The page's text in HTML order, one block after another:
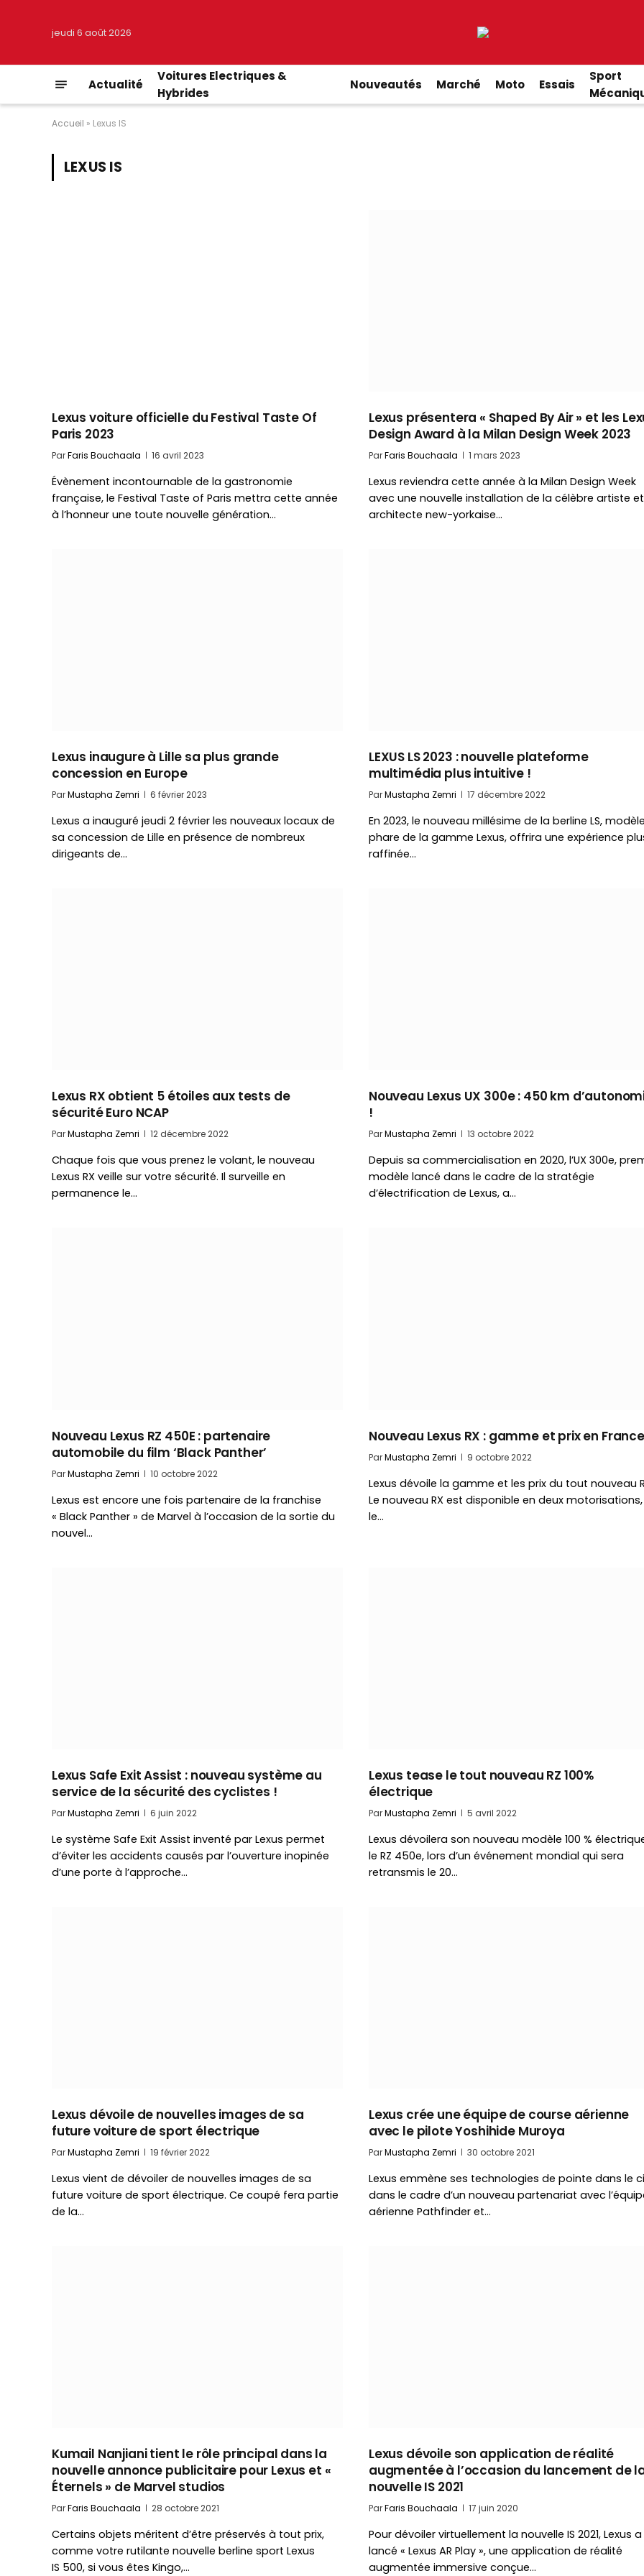
jeudi 6 août 2026
Actualité
Voitures Electriques &
Hybrides
Nouveautés Marché Moto Essais
Sport
Accueil » Lexus IS
LEXUS IS
Lexus voiture officielle du Festival Taste Of
Paris 2023
ParFaris Bouchaala 16 avril 2023
Évènement incontournable de la gastronomie
française, le Festival Taste of Paris mettra cette année
à l’honneur une toute nouvelle génération…
Lexus présentera « Shaped By Air » et les
Design Award à la Milan Design Week 2023
ParFaris Bouchaala 1 mars 2023
Lexus reviendra cette année à la Milan Design Week
avec une nouvelle installation de la célèbre artiste et
architecte new-yorkaise…
Lexus inaugure à Lille sa plus grande
concession en Europe
ParMustapha Zemri 6 février 2023
Lexus a inauguré jeudi 2 février les nouveaux locaux de
sa concession de Lille en présence de nombreux
dirigeants de…
LEXUS LS 2023 : nouvelle plateforme
multimédia plus intuitive !
ParMustapha Zemri 17 décembre 2022
En 2023, le nouveau millésime de la berline LS,
phare de la gamme Lexus, offrira une expérience
raffinée…
Lexus RX obtient 5 étoiles aux tests de
sécurité Euro NCAP
ParMustapha Zemri 12 décembre 2022
Chaque fois que vous prenez le volant, le nouveau
Lexus RX veille sur votre sécurité. Il surveille en
permanence le…
Nouveau Lexus UX 300e : 450 km
!
ParMustapha Zemri 13 octobre 2022
Depuis sa commercialisation en 2020, l’UX 300e,
modèle lancé dans le cadre de la stratégie
d’électrification de Lexus, a…
Nouveau Lexus RZ 450E : partenaire
automobile du film ‘Black Panther’
ParMustapha Zemri 10 octobre 2022
Lexus est encore une fois partenaire de la franchise
« Black Panther » de Marvel à l’occasion de la sortie du
nouvel…
Nouveau Lexus RX : gamme et prix en France
ParMustapha Zemri 9 octobre 2022
Lexus dévoile la gamme et les prix du tout nouveau
Le nouveau RX est disponible en deux motorisations,
le…
Lexus Safe Exit Assist : nouveau système au
service de la sécurité des cyclistes !
ParMustapha Zemri 6 juin 2022
Le système Safe Exit Assist inventé par Lexus permet
d’éviter les accidents causés par l’ouverture inopinée
d’une porte à l’approche…
Lexus tease le tout nouveau RZ 100%
électrique
ParMustapha Zemri 5 avril 2022
Lexus dévoilera son nouveau modèle 100 %
le RZ 450e, lors d’un événement mondial qui sera
retransmis le 20…
Lexus dévoile de nouvelles images de sa
future voiture de sport électrique
ParMustapha Zemri 19 février 2022
Lexus vient de dévoiler de nouvelles images de sa
future voiture de sport électrique. Ce coupé fera partie
de la…
Lexus crée une équipe de course aérienne
avec le pilote Yoshihide Muroya
ParMustapha Zemri 30 octobre 2021
Lexus emmène ses technologies de pointe dans le
dans le cadre d’un nouveau partenariat avec
aérienne Pathfinder et…
Kumail Nanjiani tient le rôle principal dans la
nouvelle annonce publicitaire pour Lexus et «
Éternels » de Marvel studios
ParFaris Bouchaala 28 octobre 2021
Certains objets méritent d’être préservés à tout prix,
comme votre rutilante nouvelle berline sport Lexus
IS 500, si vous êtes Kingo,…
Lexus dévoile son application de réalité
augmentée à l’occasion du lancement de
nouvelle IS 2021
ParFaris Bouchaala 17 juin 2020
Pour dévoiler virtuellement la nouvelle IS 2021, Lexus a
lancé « Lexus AR Play », une application de réalité
augmentée immersive conçue…